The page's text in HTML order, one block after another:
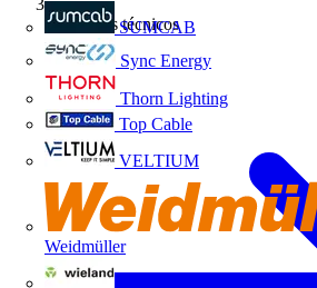
SUMCAB
Sync Energy
Thorn Lighting
Top Cable
VELTIUM
Weidmüller
Artículos técnicos